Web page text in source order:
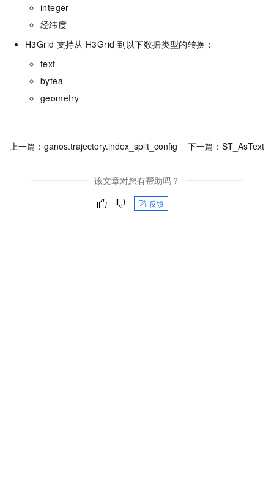
integer
经纬度
H3Grid 支持从 H3Grid 到以下数据类型的转换：
text
bytea
geometry
上一篇： ganos.trajectory.index_split_config 下一篇： ST_AsText
该文章对您有帮助吗？
反馈